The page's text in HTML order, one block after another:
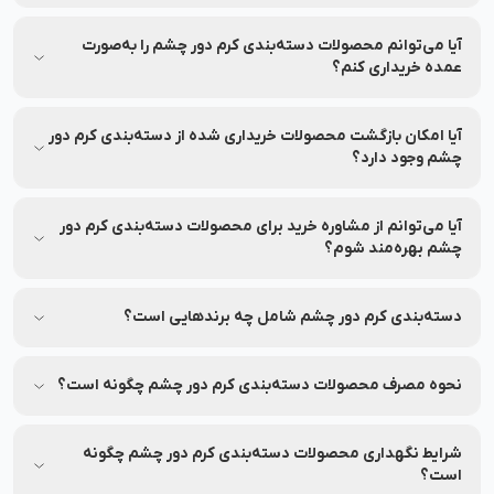
نشاط رخ به اشتراک بگذارید.
آیا می‌توانم محصولات دسته‌بندی کرم دور چشم را به‌صورت
عمده خریداری کنم؟
عمده از فروشگاه نشاط رخ سفارش دهید.
آیا امکان بازگشت محصولات خریداری شده از دسته‌بندی کرم دور
چشم وجود دارد؟
چشم را در صورت عدم رضایت، طبق شرایط و قوانین بازگشت نشاط
رخ به‌راحتی برگردانید.
آیا می‌توانم از مشاوره خرید برای محصولات دسته‌بندی کرم دور
چشم بهره‌مند شوم؟
هزینه تماس رایگان با واحد مشاوره خرید نشاط رخ از مشاوره
دسته‌بندی کرم دور چشم شامل چه برندهایی است؟
برندهای مختلف آرایشی و بهداشتی ایرانی و خارج مجاز این
نحوه مصرف محصولات دسته‌بندی کرم دور چشم چگونه است؟
چشم راهنمای کامل و اطلاعات کاربردی مربوط به نحوه مصرف آن‌ها
قرار داده شده است تا بتوانید به‌درستی از این محصولات استفاده
شرایط نگهداری محصولات دسته‌بندی کرم دور چشم چگونه
است؟